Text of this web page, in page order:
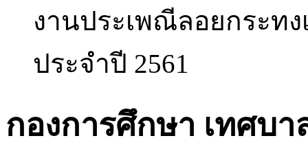
งานประเพณีลอยกระท
ประจำปี 2561
กองการศึกษา เทศบ